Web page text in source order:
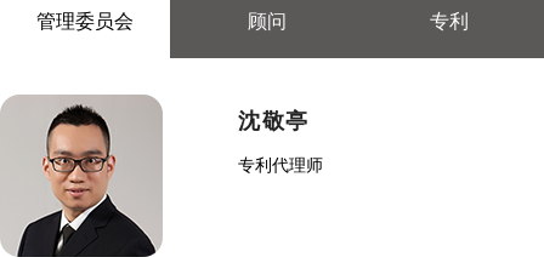
管理委员会 顾问 专利
沈敬亭
专利代理师